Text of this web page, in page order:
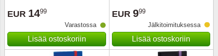
EUR 1499
Varastossa
Lisää ostoskoriin
EUR 999
Jälkitoimituksessa
Lisää ostoskoriin
Länsi-
Malta